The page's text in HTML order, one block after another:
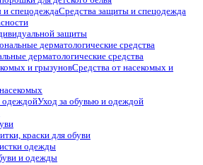
Средства защиты и спецодежда
защиты
дерматологические средства
Средства от насекомых и
Уход за обувью и одеждой
краски для обуви
одежды
и одежды